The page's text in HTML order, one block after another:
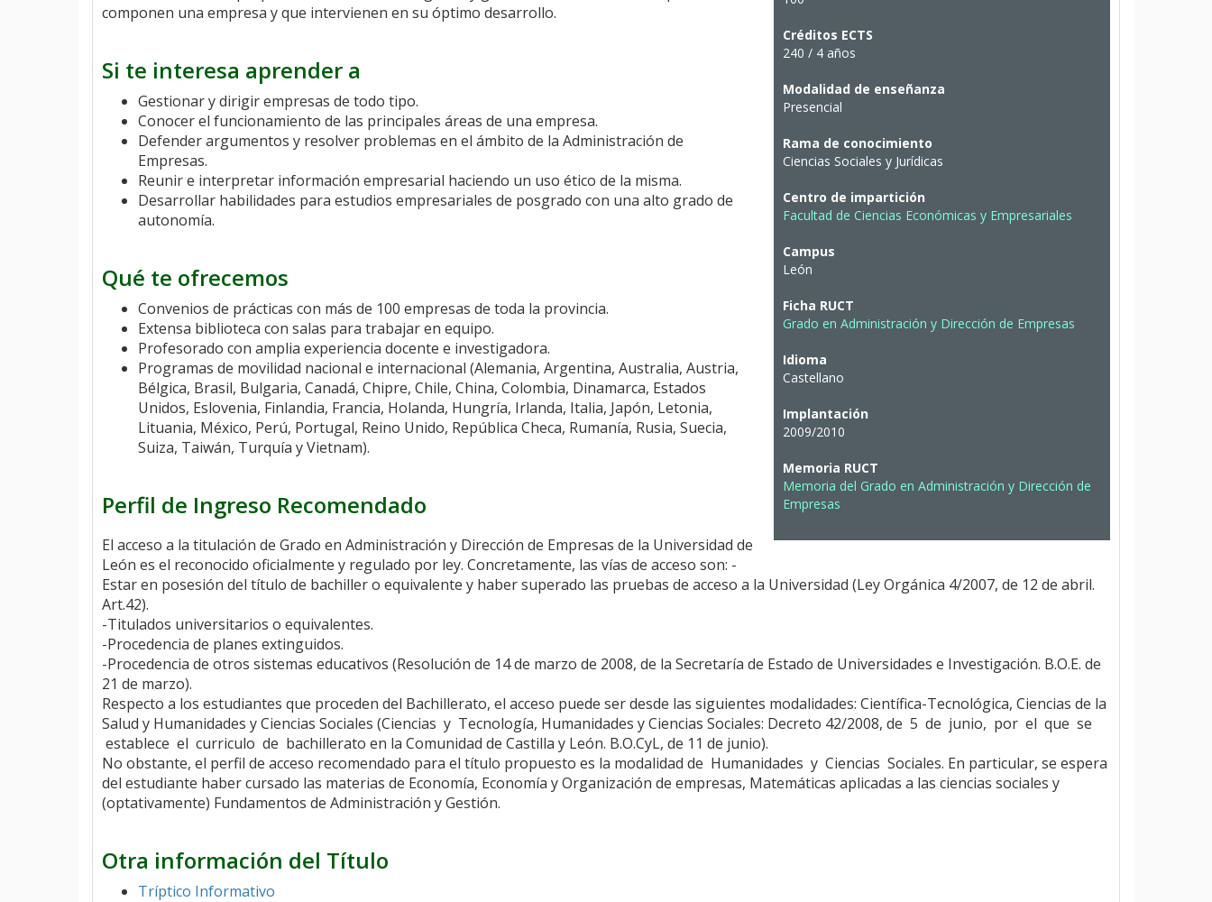
Créditos ECTS
240 / 4 años
Modalidad de enseñanza
Presencial
Rama de conocimiento
Ciencias Sociales y Jurídicas
Centro de impartición
Facultad de Ciencias Económicas y Empresariales
Campus
León
Ficha RUCT
Grado en Administración y Dirección de Empresas
Idioma
Castellano
Implantación
2009/2010
Memoria RUCT
Memoria del Grado en Administración y Dirección de
Empresas
componen una empresa y que intervienen en su óptimo desarrollo.
Si te interesa aprender a
Gestionar y dirigir empresas de todo tipo.
Conocer el funcionamiento de las principales áreas de una empresa.
Defender argumentos y resolver problemas en el ámbito de la Administración de
Empresas.
Reunir e interpretar información empresarial haciendo un uso ético de la misma.
Desarrollar habilidades para estudios empresariales de posgrado con una alto grado de
autonomía.
Qué te ofrecemos
Convenios de prácticas con más de 100 empresas de toda la provincia.
Extensa biblioteca con salas para trabajar en equipo.
Profesorado con amplia experiencia docente e investigadora.
Programas de movilidad nacional e internacional (Alemania, Argentina, Australia, Austria,
Bélgica, Brasil, Bulgaria, Canadá, Chipre, Chile, China, Colombia, Dinamarca, Estados
Unidos, Eslovenia, Finlandia, Francia, Holanda, Hungría, Irlanda, Italia, Japón, Letonia,
Lituania, México, Perú, Portugal, Reino Unido, República Checa, Rumanía, Rusia, Suecia,
Suiza, Taiwán, Turquía y Vietnam).
Perfil de Ingreso Recomendado
El acceso a la titulación de Grado en Administración y Dirección de Empresas de la Universidad de
León es el reconocido oficialmente y regulado por ley. Concretamente, las vías de acceso son: -
Estar en posesión del título de bachiller o equivalente y haber superado las pruebas de acceso a la Universidad (Ley Orgánica 4/2007, de 12 de abril.
Art.42).
-Titulados universitarios o equivalentes.
-Procedencia de planes extinguidos.
-Procedencia de otros sistemas educativos (Resolución de 14 de marzo de 2008, de la Secretaría de Estado de Universidades e Investigación. B.O.E. de
21 de marzo).
Respecto a los estudiantes que proceden del Bachillerato, el acceso puede ser desde las siguientes modalidades: Científica-Tecnológica, Ciencias de la
Salud y Humanidades y Ciencias Sociales (Ciencias y Tecnología, Humanidades y Ciencias Sociales: Decreto 42/2008, de 5 de junio, por el que se
establece el curriculo de bachillerato en la Comunidad de Castilla y León. B.O.CyL, de 11 de junio).
No obstante, el perfil de acceso recomendado para el título propuesto es la modalidad de Humanidades y Ciencias Sociales. En particular, se espera
del estudiante haber cursado las materias de Economía, Economía y Organización de empresas, Matemáticas aplicadas a las ciencias sociales y
(optativamente) Fundamentos de Administración y Gestión.
Otra información del Título
Tríptico Informativo